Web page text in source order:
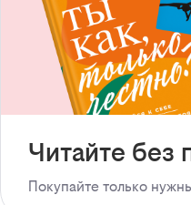
Читайте без
Покупайте только